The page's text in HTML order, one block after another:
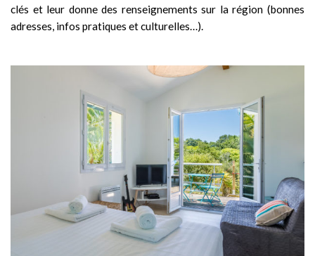
clés et leur donne des renseignements sur la région (bonnes
adresses, infos pratiques et culturelles…).